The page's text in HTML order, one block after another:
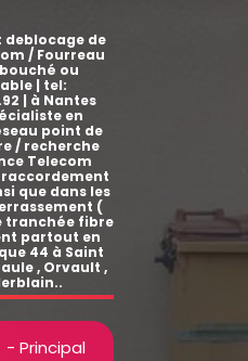
deblocage de
/ Fourreau
ou
| tel:
| à Nantes
en
point de
/ recherche
Telecom
raccordement
que dans les
(
tranchée fibre
partout en
44 à Saint
, Orvault ,
- Principal